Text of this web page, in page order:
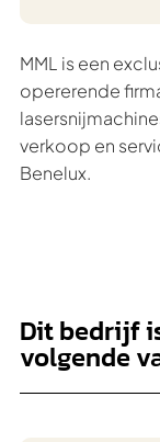
MML is een
opererende
verkoop en
Benelux.
Dit bedrijf
volgende